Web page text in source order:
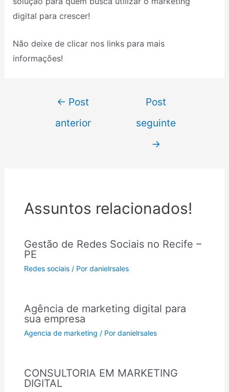
digital para crescer!
Não deixe de clicar nos links para mais
informações!
← Post
anterior
Post
seguinte
→
Assuntos relacionados!
Gestão de Redes Sociais no Recife –
PE
Redes sociais / Pordanielrsales
Agência de marketing digital para
sua empresa
Agencia de marketing / Pordanielrsales
CONSULTORIA EM MARKETING
DIGITAL